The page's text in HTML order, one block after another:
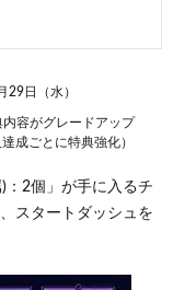
29日（水）
容がグレードアップ
成ごとに特典強化）
：2個」が手に入るチ
スタートダッシュを